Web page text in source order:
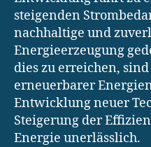
steigenden
nachhaltige und
Energieerzeugung
dies zu erreichen,
erneuerbarer
Entwicklung neuer
Steigerung der
Energie unerlässlich.